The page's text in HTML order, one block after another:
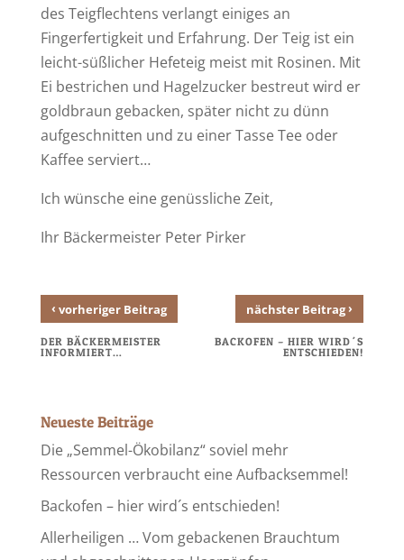
des Teigflechtens verlangt einiges an
Fingerfertigkeit und Erfahrung. Der Teig ist ein
leicht-süßlicher Hefeteig meist mit Rosinen. Mit
Ei bestrichen und Hagelzucker bestreut wird er
goldbraun gebacken, später nicht zu dünn
aufgeschnitten und zu einer Tasse Tee oder
Kaffee serviert…
Ich wünsche eine genüssliche Zeit,
Ihr Bäckermeister Peter Pirker
‹ vorheriger Beitrag
DER BÄCKERMEISTER
INFORMIERT…
nächster Beitrag›
BACKOFEN – HIER WIRD´S
ENTSCHIEDEN!
Neueste Beiträge
Die „Semmel-Ökobilanz“ soviel mehr
Ressourcen verbraucht eine Aufbacksemmel!
Backofen – hier wird´s entschieden!
Allerheiligen … Vom gebackenen Brauchtum